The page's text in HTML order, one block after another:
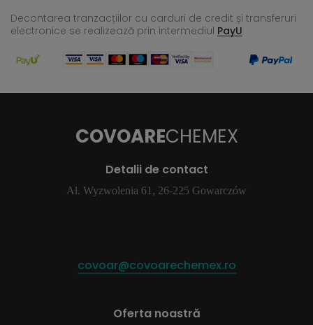
Decontarea tranzacțiilor cu carduri de credit și transferuri
electronice se realizează prin intermediul PayU
COVOARECHEMEX
Detalii de contact
Al. Wyzwolenia 61, 26-225 Gowarczów
covoar@covoarechemex.ro
Oferta noastră